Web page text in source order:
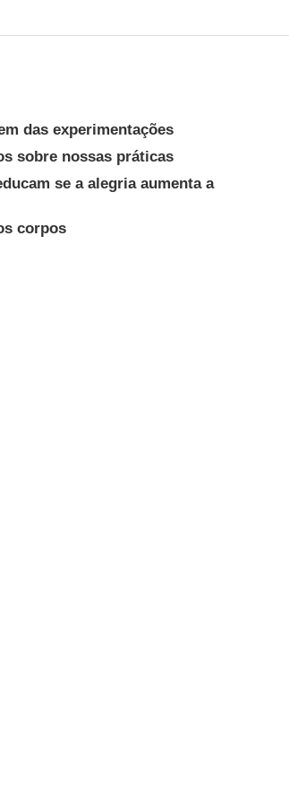
das experimentações
sobre nossas práticas
se a alegria aumenta a
corpos